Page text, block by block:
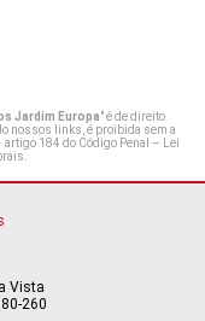
Jardim Europa" é de direito
nossos links, é proibida sem a
184 do Código Penal – Lei
.
Vista
260